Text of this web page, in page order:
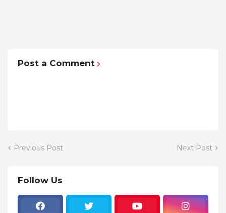
Post a Comment
Previous Post Next Post
Follow Us